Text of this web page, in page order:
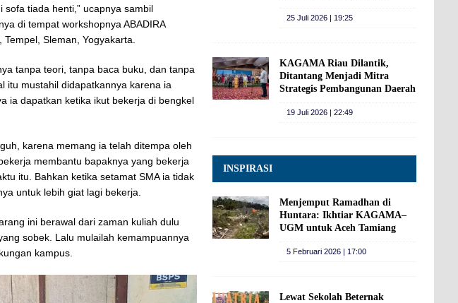
sofa tiada henti,” ucapnya sambil
di tempat workshopnya ABADIRA
Sleman, Yogyakarta.
tanpa teori, tanpa baca buku, dan tanpa
itu mustahil didapatkannya karena ia
ia dapatkan ketika ikut bekerja di bengkel
karena memang ia telah ditempa oleh
membantu bapaknya yang bekerja
itu. Bahkan ketika setamat SMA ia tidak
untuk lebih giat lagi bekerja.
ini berawal dari zaman kuliah dulu
sobek. Lalu mulailah kemampuannya
kampus.
25 Juli 2026 | 19:25
KAGAMA Riau Dilantik,
Ditantang Menjadi Mitra
Strategis Pembangunan Daerah
19 Juli 2026 | 22:49
INSPIRASI
Menjemput Ramadhan di
Huntara: Ikhtiar KAGAMA–
UGM untuk Aceh Tamiang
5 Februari 2026 | 17:00
Lewat Sekolah Beternak